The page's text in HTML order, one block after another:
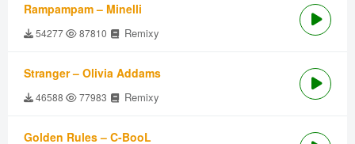
Rampampam – Minelli
54277 87810 Remixy
Stranger – Olivia Addams
46588 77983 Remixy
Golden Rules – C-BooL